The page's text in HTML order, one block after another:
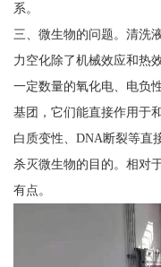
系。
三、微生物的问题。清洗
力空化除了机械效应和热
一定数量的氧化电、电负
基团，它们能直接作用于
白质变性、DNA断裂等直
杀灭微生物的目的。相对
有点。